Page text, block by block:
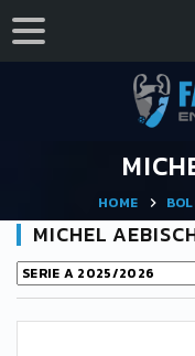
HOME
MICHEL
20